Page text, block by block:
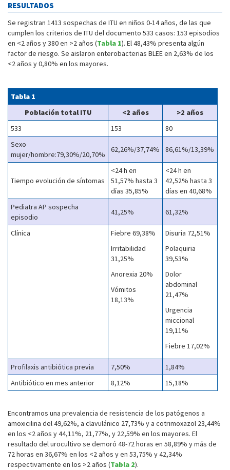
RESULTADOS
Se registran 1413 sospechas de ITU en niños 0-14 años, de las que
cumplen los criterios de ITU del documento 533 casos: 153 episodios
en <2 años y 380 en >2 años (Tabla 1). El 48,43% presenta algún
factor de riesgo. Se aislaron enterobacterias BLEE en 2,63% de los
<2 años y 0,80% en los mayores.
Tabla 1
Población total ITU
<2 años
>2 años
533
153
80
Sexo
mujer/hombre:79,30%/20,70%
62,26%/37,74% 86,61%/13,39%
Tiempo evolución de síntomas
<24 h en
51,57% hasta 3
días 35,85%
<24 h en
42,52% hasta 3
días en 40,68%
Pediatra AP sospecha
episodio
41,25% 61,32%
Clínica
Fiebre 69,38%
Irritabilidad
31,25%
Anorexia 20%
Vómitos
18,13%
Disuria 72,51%
Polaquiria
39,53%
Dolor
abdominal
21,47%
Urgencia
miccional
19,11%
Fiebre 17,02%
Profilaxis antibiótica previa 7,50%
1,84%
Antibiótico en mes anterior
8,12% 15,18%
Encontramos una prevalencia de resistencia de los patógenos a
amoxicilina del 49,62%, a clavulánico 27,73% y a cotrimoxazol 23,44%
en los <2 años y 44,11%, 21,77%, y 22,59% en los mayores. El
resultado del urocultivo se demoró 48-72 horas en 58,89% y más de
72 horas en 36,67% en los <2 años y en 53,75% y 42,34%
respectivamente en los >2 años (Tabla 2).